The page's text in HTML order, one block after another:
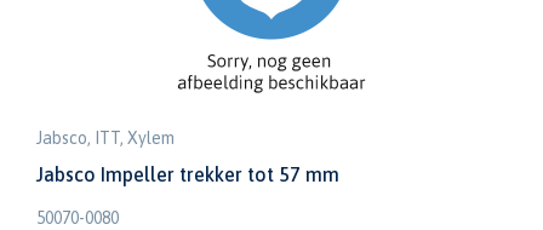
Jabsco, ITT, Xylem
Jabsco Impeller trekker tot 57 mm
50070-0080